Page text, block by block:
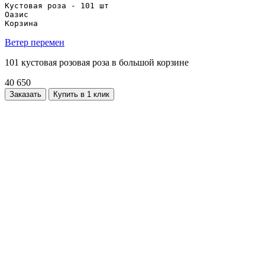
Кустовая роза - 101 шт
Оазис
Корзина
Ветер перемен
101 кустовая розовая роза в большой корзине
40 650
Заказать Купить в 1 клик